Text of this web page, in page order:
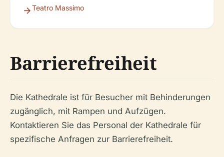
Teatro Massimo
Barrierefreiheit
Die Kathedrale ist für Besucher mit Behinderungen
zugänglich, mit Rampen und Aufzügen.
Kontaktieren Sie das Personal der Kathedrale für
spezifische Anfragen zur Barrierefreiheit.